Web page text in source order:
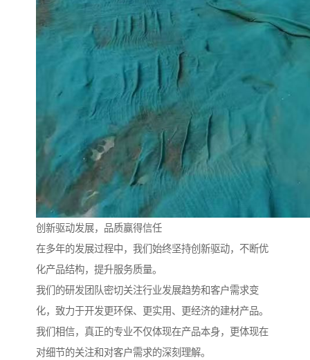
创新驱动发展，品质赢得信任
在多年的发展过程中，我们始终坚持创新驱动，不断优
化产品结构，提升服务质量。
我们的研发团队密切关注行业发展趋势和客户需求变
化，致力于开发更环保、更实用、更经济的建材产品。
我们相信，真正的专业不仅体现在产品本身，更体现在
对细节的关注和对客户需求的深刻理解。